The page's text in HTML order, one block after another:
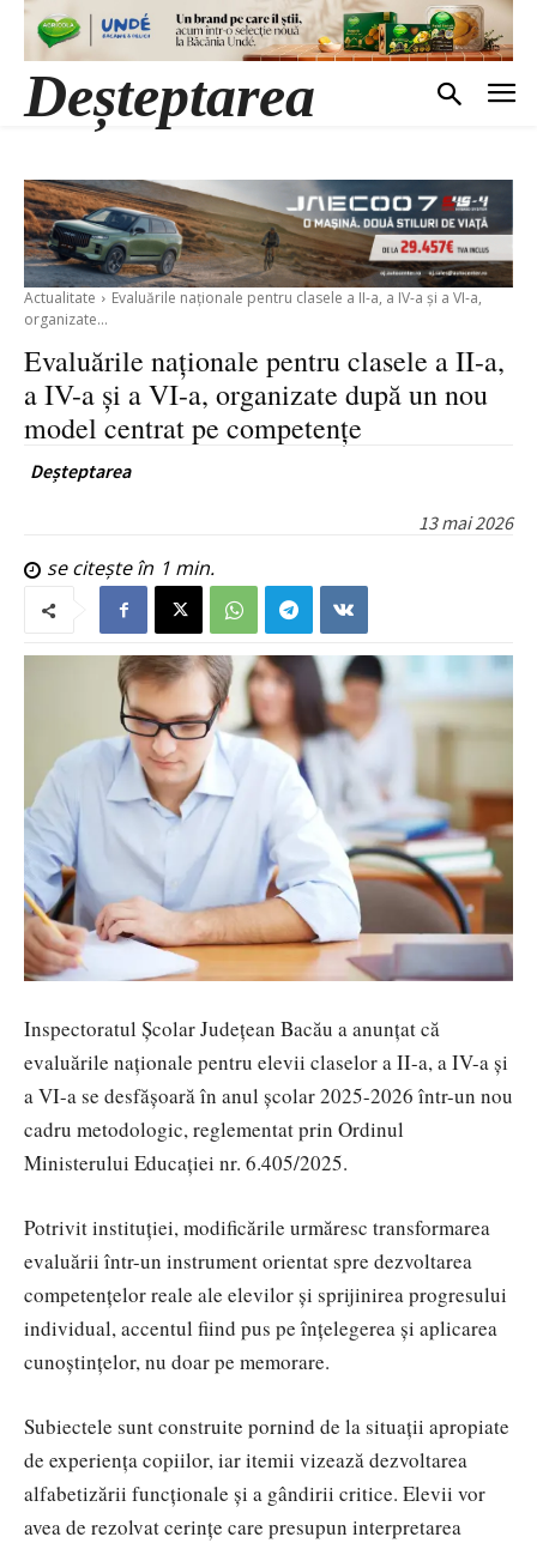
Deșteptarea
Actualitate
Evaluările naționale pentru clasele a II-a, a IV-a și a VI-a,
organizate...
Evaluările naționale pentru clasele a II-a,
a IV-a și a VI-a, organizate după un nou
model centrat pe competențe
Deșteptarea
13 mai 2026
se citește în 1 min.
Inspectoratul Școlar Județean Bacău a anunțat că
evaluările naționale pentru elevii claselor a II-a, a IV-a și
a VI-a se desfășoară în anul școlar 2025-2026 într-un nou
cadru metodologic, reglementat prin Ordinul
Ministerului Educației nr. 6.405/2025.
Potrivit instituției, modificările urmăresc transformarea
evaluării într-un instrument orientat spre dezvoltarea
competențelor reale ale elevilor și sprijinirea progresului
individual, accentul fiind pus pe înțelegerea și aplicarea
cunoștințelor, nu doar pe memorare.
Subiectele sunt construite pornind de la situații apropiate
de experiența copiilor, iar itemii vizează dezvoltarea
alfabetizării funcționale și a gândirii critice. Elevii vor
avea de rezolvat cerințe care presupun interpretarea